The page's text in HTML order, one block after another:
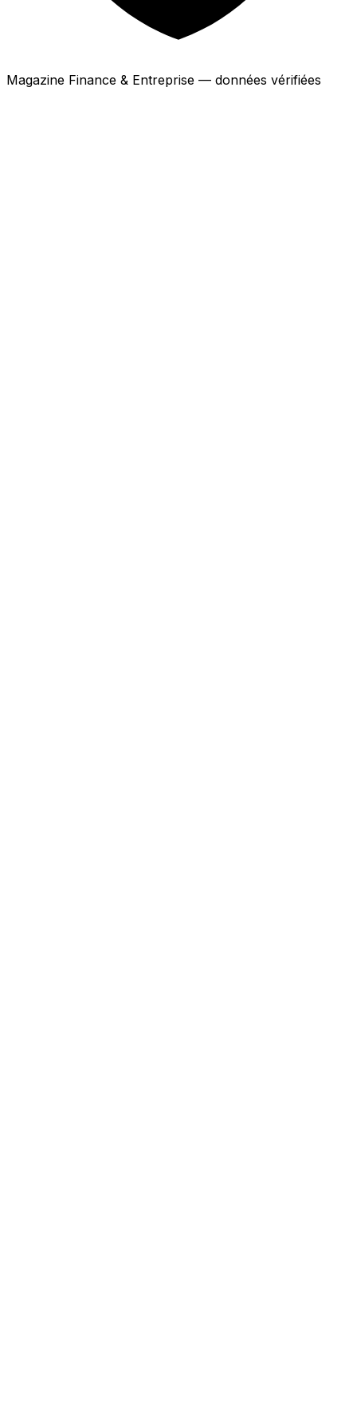
Magazine Finance & Entreprise — données vérifiées